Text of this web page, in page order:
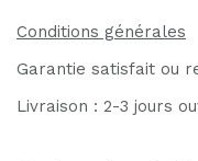
Conditions générales
Garantie satisfait ou
Livraison : 2-3 jours